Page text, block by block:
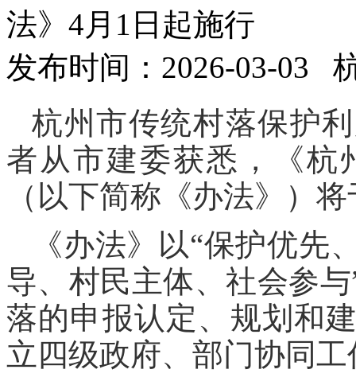
法》4月1日起施行
发布时间：2026-03-03
杭州市传统村落保护
者从市建委获悉，《杭
（以下简称《办法》）
《办法》以“保护优先
导、村民主体、社会参
落的申报认定、规划和
立四级政府、部门协同